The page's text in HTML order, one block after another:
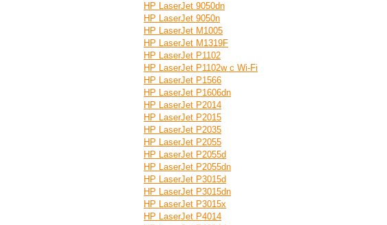
HP LaserJet 9050dn
HP LaserJet 9050n
HP LaserJet M1005
HP LaserJet M1319F
HP LaserJet P1102
HP LaserJet P1102w с Wi-Fi
HP LaserJet P1566
HP LaserJet P1606dn
HP LaserJet P2014
HP LaserJet P2015
HP LaserJet P2035
HP LaserJet P2055
HP LaserJet P2055d
HP LaserJet P2055dn
HP LaserJet P3015d
HP LaserJet P3015dn
HP LaserJet P3015x
HP LaserJet P4014